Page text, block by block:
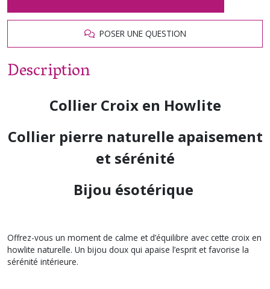
POSER UNE QUESTION
Description
Collier Croix en Howlite
Collier pierre naturelle apaisement
et sérénité
Bijou ésotérique
Offrez-vous un moment de calme et d’équilibre avec cette croix en
howlite naturelle. Un bijou doux qui apaise l’esprit et favorise la
sérénité intérieure.